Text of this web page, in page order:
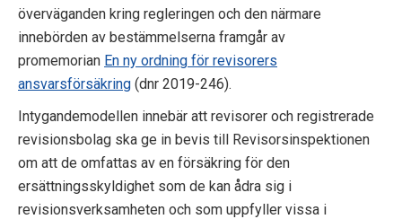
o
n
e
n
överväganden kring regleringen och den närmare
innebörden av bestämmelserna framgår av
promemorian En ny ordning för revisorers
ansvarsförsäkring (dnr 2019-246).
Intygandemodellen innebär att revisorer och registrerade
revisionsbolag ska ge in bevis till Revisorsinspektionen
om att de omfattas av en försäkring för den
ersättningsskyldighet som de kan ådra sig i
revisionsverksamheten och som uppfyller vissa i